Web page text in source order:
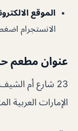
الموقع
الانستجرام
عنوان مطعم
الإمارات العربية